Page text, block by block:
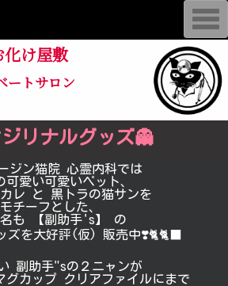
け屋敷
ートサロン
ジリナルグッズ👻
ジン猫院 心霊内科では
可愛い可愛いペット、
レ と 黒トラの猫サンを
モチーフとした、
も 【副助手's】 の
ズを大好評(仮) 販売中❣️🐈🐈‍⬛
副助手"sの２ニャンが
グカップ クリアファイルにまで
T
o
g
g
l
n
a
v
i